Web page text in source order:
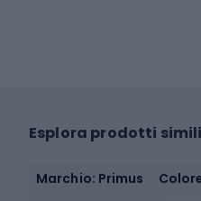
Esplora prodotti
Marchio: Primus